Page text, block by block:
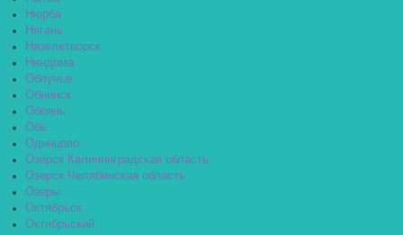
Нюрба
Нягань
Нязелетворск
Няндома
Облучье
Обнинск
Обоянь
Обь
Одинцово
Озёрск Калининградская область
Озерск Челябинская область
Озеры
Октябрьск
Октябрьский